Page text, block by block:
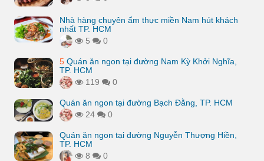
Nhà hàng chuyên ẩm thực miền Nam hút khách
nhất TP. HCM
5
0
5 Quán ăn ngon tại đường Nam Kỳ Khởi Nghĩa,
TP. HCM
119
0
Quán ăn ngon tại đường Bạch Đằng, TP. HCM
24
0
Quán ăn ngon tại đường Nguyễn Thượng Hiền,
TP. HCM
8
0